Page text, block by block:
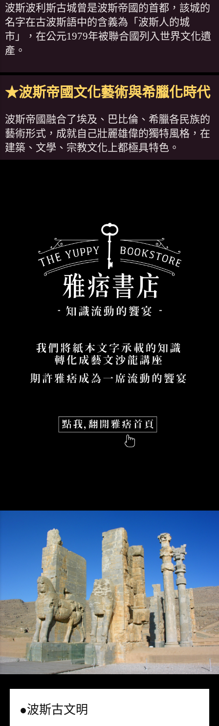
波斯波利斯古城曾是波斯帝國的首都，該城的
名字在古波斯語中的含義為「波斯人的城
市」，在公元1979年被聯合國列入世界文化遺
產。
★波斯帝國文化藝術與希臘化時代
波斯帝國融合了埃及、巴比倫、希臘各民族的
藝術形式，成就自己壯麗雄偉的獨特風格，在
建築、文學、宗教文化上都極具特色。
●波斯古文明